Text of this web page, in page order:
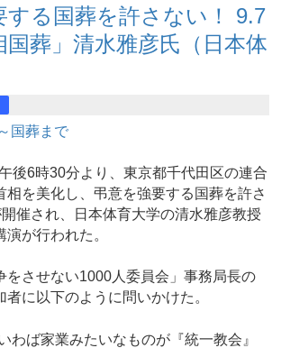
する国葬を許さない！ 9.7
葬」清水雅彦氏（日本体
国葬まで
後6時30分より、東京都千代田区の連合
相を美化し、弔意を強要する国葬を許さ
催され、日本体育大学の清水雅彦教授
演が行われた。
させない1000人委員会」事務局長の
に以下のように問いかけた。
ば家業みたいなものが『統一教会』